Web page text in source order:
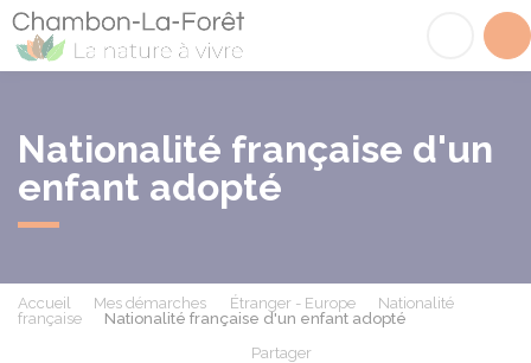
Nationalité française d'un
enfant adopté
Accueil Mes démarches Étranger - Europe
Nationalité
française
Nationalité française d'un enfant adopté
Partager